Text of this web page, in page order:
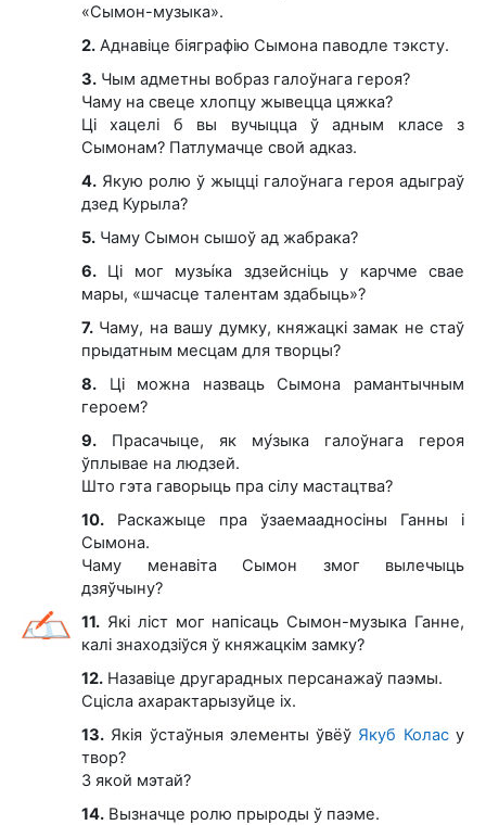
«Сымон-музыка».
2. Аднавіце біяграфію Сымона паводле тэксту.
3. Чым адметны вобраз галоўнага героя?
Чаму на свеце хлопцу жывецца цяжка?
Ці хацелі б вы вучыцца ў адным класе з
Сымонам? Патлумачце свой адказ.
4. Якую ролю ў жыцці галоўнага героя адыграў
дзед Курыла?
5. Чаму Сымон сышоў ад жабрака?
6. Ці мог музы́ка здзейсніць у карчме свае
мары, «шчасце талентам здабыць»?
7. Чаму, на вашу думку, княжацкі замак не стаў
прыдатным месцам для творцы?
8. Ці можна назваць Сымона рамантычным
героем?
9. Прасачыце, як му́зыка галоўнага героя
ўплывае на людзей.
Што гэта гаворыць пра сілу мастацтва?
10. Раскажыце пра ўзаемаадносіны Ганны і
Сымона.
Чаму менавіта Сымон змог вылечыць
дзяўчыну?
11. Які ліст мог напісаць Сымон-музыка Ганне,
калі знаходзіўся ў княжацкім замку?
12. Назавіце другарадных персанажаў паэмы.
Сцісла ахарактарызуйце іх.
13. Якія ўстаўныя элементы ўвёў Якуб Коласу
твор?
З якой мэтай?
14. Вызначце ролю прыроды ў паэме.